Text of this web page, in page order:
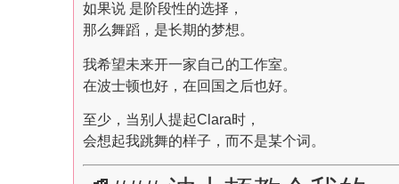
如果说 是阶段性的选择，
那么舞蹈，是长期的梦想。
我希望未来开一家自己的工作室。
在波士顿也好，在回国之后也好。
至少，当别人提起Clara时，
会想起我跳舞的样子，而不是某个词。